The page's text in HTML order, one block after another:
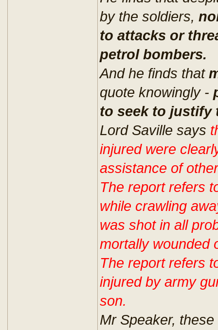
by the soldiers,
to attacks or
petrol bombers.
And he finds that
quote knowingly -
to seek to justify
Lord Saville says
injured were
assistance of
The report refers
while crawling
was shot in all
mortally wounded
The report refers
injured by army
son.
Mr Speaker,